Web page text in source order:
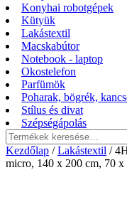
Konyhai robotgépek
Kütyük
Lakástextil
Macskabútor
Notebook - laptop
Okostelefon
Parfümök
Poharak, bögrék,
Stílus és divat
Szépségápolás
Keresés
a
következőre:
Kezdőlap /Lakástextil /
micro, 140 x 200 cm, 70 x